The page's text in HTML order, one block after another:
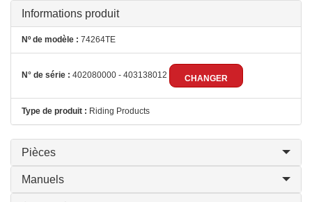
Informations produit
Nº de modèle : 74264TE
N° de série : 402080000 - 403138012 CHANGER
Type de produit : Riding Products
Pièces
Manuels